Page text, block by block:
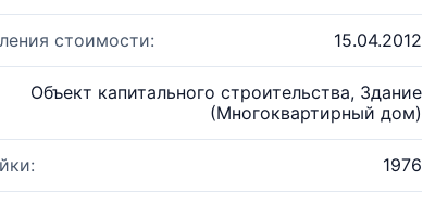
стоимости: 15.04.2012
Объект капитального строительства, Здание
(Многоквартирный дом)
1976